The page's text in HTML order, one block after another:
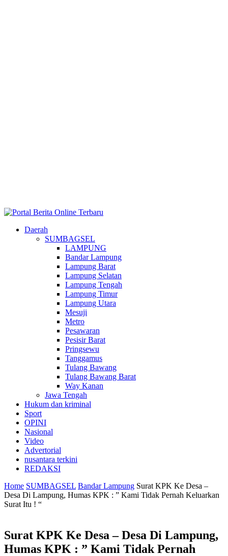
Daerah
SUMBAGSEL
LAMPUNG
Bandar Lampung
Lampung Barat
Lampung Selatan
Lampung Tengah
Lampung Timur
Lampung Utara
Mesuji
Metro
Pesawaran
Pesisir Barat
Pringsewu
Tanggamus
Tulang Bawang
Tulang Bawang Barat
Way Kanan
Jawa Tengah
Hukum dan kriminal
Sport
OPINI
Nasional
Video
Advertorial
nusantara terkini
REDAKSI
Home SUMBAGSEL Bandar Lampung Surat KPK Ke Desa –
Desa Di Lampung, Humas KPK : ” Kami Tidak Pernah Keluarkan
Surat Itu ! “
Surat KPK Ke Desa – Desa Di Lampung,
Humas KPK : ” Kami Tidak Pernah